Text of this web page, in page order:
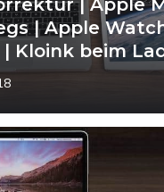
| Apple
| Apple
| Kloink beim